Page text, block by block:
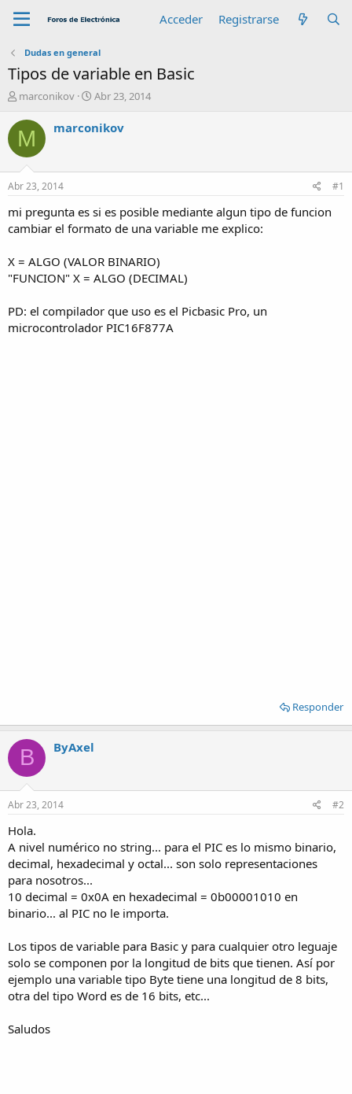
Acceder Registrarse
Dudas en general
Tipos de variable en Basic
A
t
o
r
marconikov
F
c
n
c
o
Abr 23, 2014
M marconikov
Abr 23, 2014 #1
mi pregunta es si es posible mediante algun tipo de funcion
cambiar el formato de una variable me explico:
X = ALGO (VALOR BINARIO)
"FUNCION" X = ALGO (DECIMAL)
PD: el compilador que uso es el Picbasic Pro, un
microcontrolador PIC16F877A
Responder
B ByAxel
Abr 23, 2014 #2
Hola.
A nivel numérico no string... para el PIC es lo mismo binario,
decimal, hexadecimal y octal... son solo representaciones
para nosotros...
10 decimal = 0x0A en hexadecimal = 0b00001010 en
binario... al PIC no le importa.
Los tipos de variable para Basic y para cualquier otro leguaje
solo se componen por la longitud de bits que tienen. Así por
ejemplo una variable tipo Byte tiene una longitud de 8 bits,
otra del tipo Word es de 16 bits, etc...
Saludos